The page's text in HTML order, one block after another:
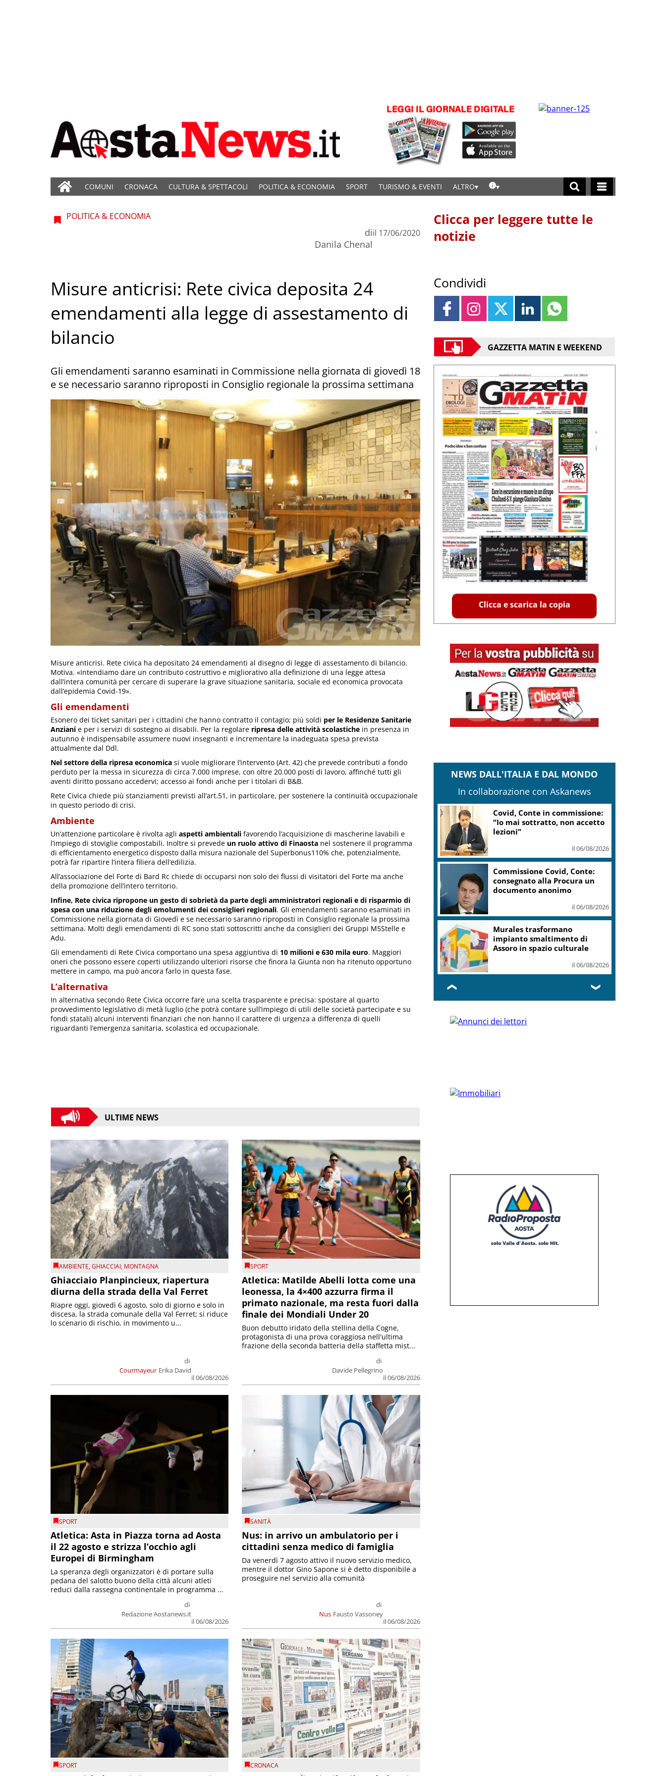
COMUNI CRONACA CULTURA & SPETTACOLI POLITICA & ECONOMIA SPORT TURISMO & EVENTI ALTRO
POLITICA & ECONOMIA
di
Danila Chenal
il 17/06/2020
Misure anticrisi: Rete civica deposita 24
emendamenti alla legge di assestamento di
bilancio
Gli emendamenti saranno esaminati in Commissione nella giornata di giovedì 18
e se necessario saranno riproposti in Consiglio regionale la prossima settimana
Misure anticrisi. Rete civica ha depositato 24 emendamenti al disegno di legge di assestamento di bilancio.
Motiva. «Intendiamo dare un contributo costruttivo e migliorativo alla definizione di una legge attesa
dall’intera comunità per cercare di superare la grave situazione sanitaria, sociale ed economica provocata
dall’epidemia Covid-19».
Gli emendamenti
Esonero dei ticket sanitari per i cittadini che hanno contratto il contagio; più soldi per le Residenze Sanitarie
Anziani e per i servizi di sostegno ai disabili. Per la regolare ripresa delle attività scolastiche in presenza in
autunno è indispensabile assumere nuovi insegnanti e incrementare la inadeguata spesa prevista
attualmente dal Ddl.
Nel settore della ripresa economica si vuole migliorare l’intervento (Art. 42) che prevede contributi a fondo
perduto per la messa in sicurezza di circa 7.000 imprese, con oltre 20.000 posti di lavoro, affinché tutti gli
aventi diritto possano accedervi; accesso ai fondi anche per i titolari di B&B.
Rete Civica chiede più stanziamenti previsti all’art.51, in particolare, per sostenere la continuità occupazionale
in questo periodo di crisi.
Ambiente
Un’attenzione particolare è rivolta agli aspetti ambientali favorendo l’acquisizione di mascherine lavabili e
l’impiego di stoviglie compostabili. Inoltre si prevede un ruolo attivo di Finaosta nel sostenere il programma
di efficientamento energetico disposto dalla misura nazionale del Superbonus110% che, potenzialmente,
potrà far ripartire l’intera filiera dell’edilizia.
All’associazione del Forte di Bard Rc chiede di occuparsi non solo dei flussi di visitatori del Forte ma anche
della promozione dell’intero territorio.
Infine, Rete civica ripropone un gesto di sobrietà da parte degli amministratori regionali e di risparmio di
spesa con una riduzione degli emolumenti dei consiglieri regionali. Gli emendamenti saranno esaminati in
Commissione nella giornata di Giovedì e se necessario saranno riproposti in Consiglio regionale la prossima
settimana. Molti degli emendamenti di RC sono stati sottoscritti anche da consiglieri dei Gruppi M5Stelle e
Adu.
Gli emendamenti di Rete Civica comportano una spesa aggiuntiva di 10 milioni e 630 mila euro. Maggiori
oneri che possono essere coperti utilizzando ulteriori risorse che finora la Giunta non ha ritenuto opportuno
mettere in campo, ma può ancora farlo in questa fase.
L’alternativa
In alternativa secondo Rete Civica occorre fare una scelta trasparente e precisa: spostare al quarto
provvedimento legislativo di metà luglio (che potrà contare sull’impiego di utili delle società partecipate e su
fondi statali) alcuni interventi finanziari che non hanno il carattere di urgenza a differenza di quelli
riguardanti l’emergenza sanitaria, scolastica ed occupazionale.
ULTIME NEWS
AMBIENTE,GHIACCIAI, MONTAGNA
Ghiacciaio Planpincieux, riapertura
diurna della strada della Val Ferret
Courmayeur
di
Erika David
il 06/08/2026
Riapre oggi, giovedì 6 agosto, solo di giorno e solo in
discesa, la strada comunale della Val Ferret; si riduce
lo scenario di rischio, in movimento u...
SPORT
Atletica: Matilde Abelli lotta come una
leonessa, la 4×400 azzurra firma il
primato nazionale, ma resta fuori dalla
finale dei Mondiali Under 20
di
Davide Pellegrino
il 06/08/2026
Buon debutto iridato della stellina della Cogne,
protagonista di una prova coraggiosa nell'ultima
frazione della seconda batteria della staffetta mist...
SPORT
Atletica: Asta in Piazza torna ad Aosta
il 22 agosto e strizza l’occhio agli
Europei di Birmingham
di
Redazione Aostanews.it
il 06/08/2026
La speranza degli organizzatori è di portare sulla
pedana del salotto buono della città alcuni atleti
reduci dalla rassegna continentale in programma ...
SANITÀ
Nus: in arrivo un ambulatorio per i
cittadini senza medico di famiglia
Nus
di
Fausto Vassoney
il 06/08/2026
Da venerdì 7 agosto attivo il nuovo servizio medico,
mentre il dottor Gino Sapone si è detto disponibile a
proseguire nel servizio alla comunità
SPORT CRONACA
Clicca per leggere tutte le
notizie
Condividi
GAZZETTA MATIN E WEEKEND
Clicca e scarica la copia
NEWS DALL'ITALIA E DAL MONDO
In collaborazione con Askanews
Covid, Conte in commissione:
“Io mai sottratto, non accetto
lezioni”
il 06/08/2026
Commissione Covid, Conte:
consegnato alla Procura un
documento anonimo
il 06/08/2026
Murales trasformano
impianto smaltimento di
Assoro in spazio culturale
il 06/08/2026
❮ ❯